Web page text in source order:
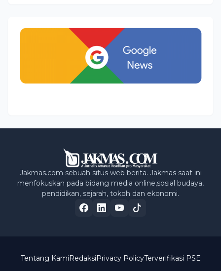
Jakmas.com sebuah situs web berita. Jakmas saat ini
menfokuskan pada bidang media online,sosial budaya,
pendidikan, sejarah, tokoh dan ekonomi.
Tentang KamiRedaksiPrivacy PolicyTerverifikasi PSE